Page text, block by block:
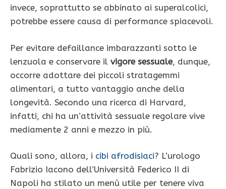
invece, soprattutto se abbinato ai superalcolici,
potrebbe essere causa di performance spiacevoli.
Per evitare defaillance imbarazzanti sotto le
lenzuola e conservare il vigore sessuale, dunque,
occorre adottare dei piccoli stratagemmi
alimentari, a tutto vantaggio anche della
longevità. Secondo una ricerca di Harvard,
infatti, chi ha un’attività sessuale regolare vive
mediamente 2 anni e mezzo in più.
Quali sono, allora, i cibi afrodisiaci? L’urologo
Fabrizio Iacono dell’Università Federico II di
Napoli ha stilato un menù utile per tenere viva